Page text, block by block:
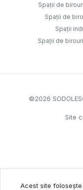
Spații de
Spații de
Spații
Spații de
©2026
Site
Acest site